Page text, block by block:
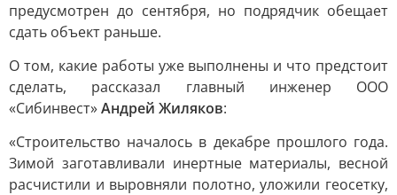
предусмотрен до сентября, но подрядчик обещает
сдать объект раньше.
О том, какие работы уже выполнены и что предстоит
сделать, рассказал главный инженер ООО
«Сибинвест»Андрей Жиляков:
«Строительство началось в декабре прошлого года.
Зимой заготавливали инертные материалы, весной
расчистили и выровняли полотно, уложили геосетку,